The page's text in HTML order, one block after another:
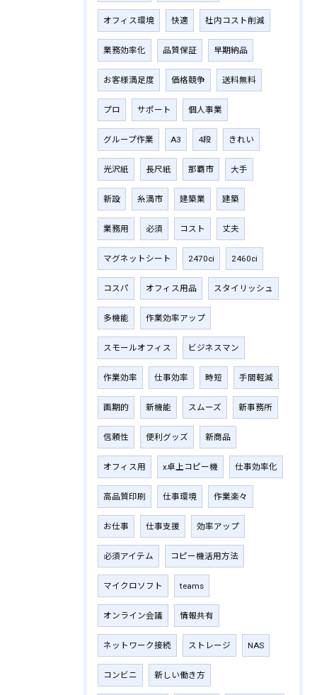
オフィス環境 快適 社内コスト削減
業務効率化 品質保証 早期納品
お客様満足度 価格競争 送料無料
プロ サポート 個人事業
グループ作業 A3 4段 きれい
光沢紙 長尺紙 那覇市 大手
新設 糸満市 建築業 建築
業務用 必須 コスト 丈夫
マグネットシート 2470ci 2460ci
コスパ オフィス用品 スタイリッシュ
多機能 作業効率アップ
スモールオフィス ビジネスマン
作業効率 仕事効率 時短 手間軽減
画期的 新機能 スムーズ 新事務所
信頼性 便利グッズ 新商品
オフィス用 x卓上コピー機 仕事効率化
高品質印刷 仕事環境 作業楽々
お仕事 仕事支援 効率アップ
必須アイテム コピー機活用方法
マイクロソフト teams
オンライン会議 情報共有
ネットワーク接続 ストレージ NAS
コンビニ 新しい働き方